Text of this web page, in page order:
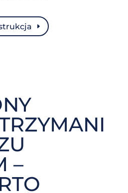
–